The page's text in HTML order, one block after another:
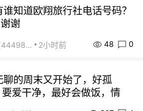
知道欧翔旅行社电话号码？
谢
街友44498484 2小时前 48 0
的周末又开始了，好孤
爱干净，最好会做饭，情